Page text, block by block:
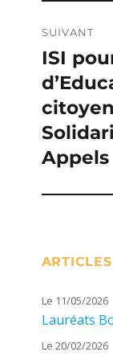
SUIVANT
suivante :
ISI
Le 11/05/2026
Lauréats
Le 20/02/2026